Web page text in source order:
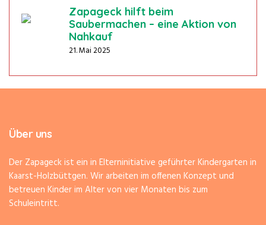
Zapageck hilft beim
Saubermachen – eine Aktion von
Nahkauf
21. Mai 2025
Über uns
Der Zapageck ist ein in Elterninitiative geführter Kindergarten in
Kaarst-Holzbüttgen. Wir arbeiten im offenen Konzept und
betreuen Kinder im Alter von vier Monaten bis zum
Schuleintritt.